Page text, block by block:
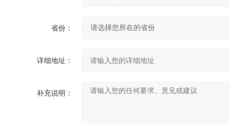
省份：
详细地址：
补充说明：